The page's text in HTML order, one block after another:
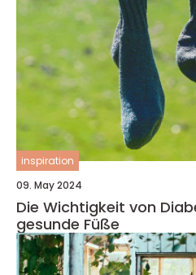
inspiration
09. May 2024
Die Wichtigkeit von
gesunde Füße